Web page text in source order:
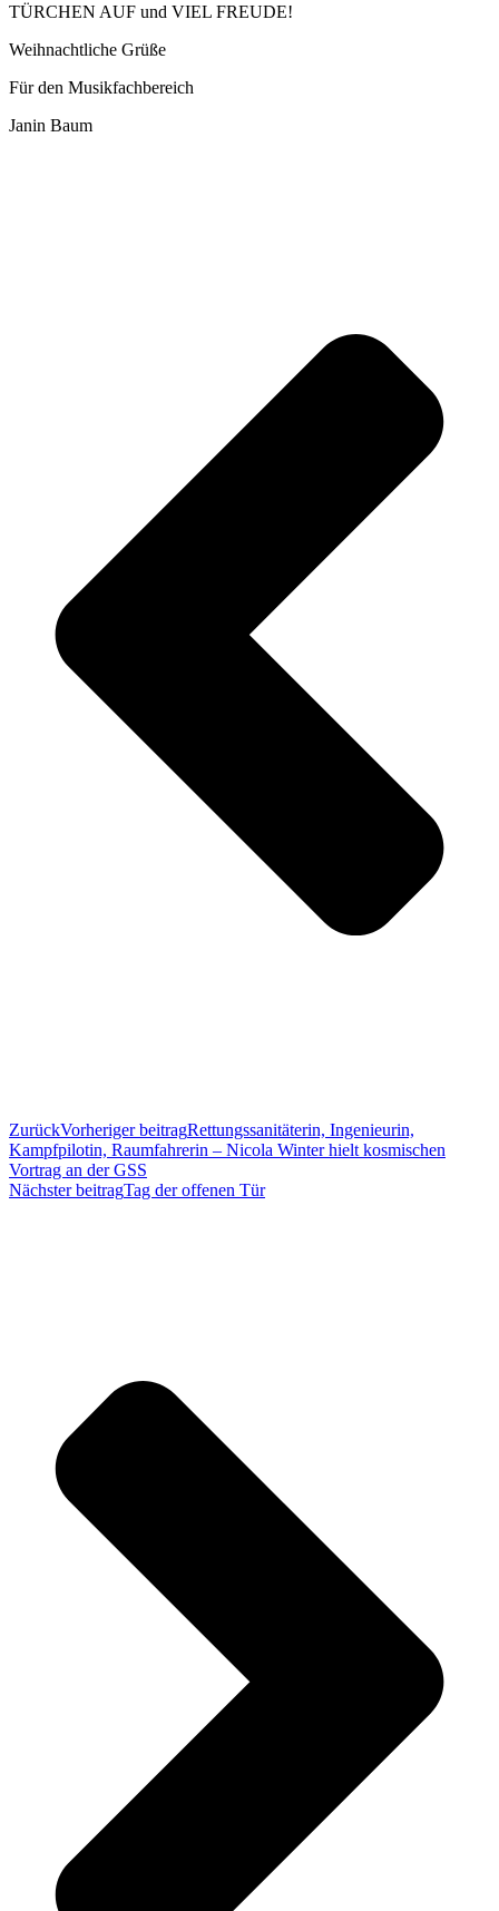
TÜRCHEN AUF und VIEL FREUDE!
Weihnachtliche Grüße
Für den Musikfachbereich
Janin Baum
ZurückVorheriger beitragRettungssanitäterin, Ingenieurin,
Kampfpilotin, Raumfahrerin – Nicola Winter hielt kosmischen
Vortrag an der GSS
Nächster beitragTag der offenen Tür